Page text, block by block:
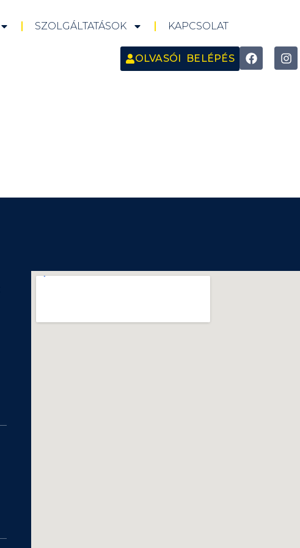
SZOLGÁLTATÁSOK KAPCSOLAT
OLVASÓI BELÉPÉS